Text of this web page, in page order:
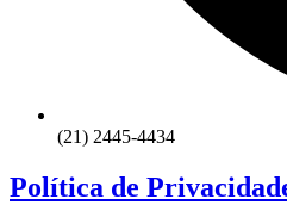
(21) 2445-4434
Política de